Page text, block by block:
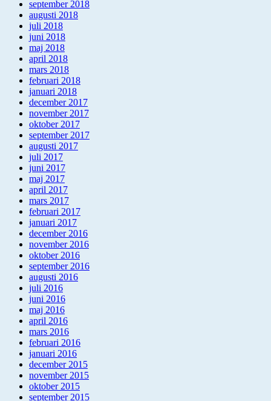
september 2018
augusti 2018
juli 2018
juni 2018
maj 2018
april 2018
mars 2018
februari 2018
januari 2018
december 2017
november 2017
oktober 2017
september 2017
augusti 2017
juli 2017
juni 2017
maj 2017
april 2017
mars 2017
februari 2017
januari 2017
december 2016
november 2016
oktober 2016
september 2016
augusti 2016
juli 2016
juni 2016
maj 2016
april 2016
mars 2016
februari 2016
januari 2016
december 2015
november 2015
oktober 2015
september 2015